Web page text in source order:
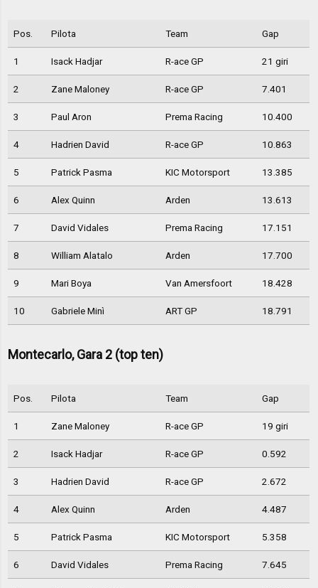
Pos. Pilota Team Gap
1 Isack Hadjar R-ace GP 21 giri
2 Zane Maloney R-ace GP 7.401
3 Paul Aron Prema Racing 10.400
4 Hadrien David R-ace GP 10.863
5 Patrick Pasma KIC Motorsport 13.385
6 Alex Quinn Arden 13.613
7 David Vidales Prema Racing 17.151
8 William Alatalo Arden 17.700
9 Mari Boya Van Amersfoort 18.428
10 Gabriele Minì ART GP 18.791
Montecarlo, Gara 2 (top ten)
Pos. Pilota Team Gap
1 Zane Maloney R-ace GP 19 giri
2 Isack Hadjar R-ace GP 0.592
3 Hadrien David R-ace GP 2.672
4 Alex Quinn Arden 4.487
5 Patrick Pasma KIC Motorsport 5.358
6 David Vidales Prema Racing 7.645